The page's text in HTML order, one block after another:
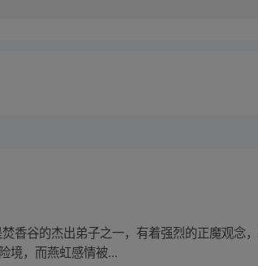
香谷的杰出弟子之一，有着强烈的正魔观念
境，而燕虹感情被...